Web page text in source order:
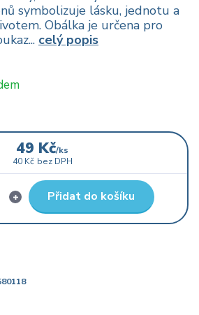
symbolizuje lásku, jednotu a
Obálka je určena pro
celý popis
49 Kč/ks
40 Kč bez DPH
Přidat do košíku